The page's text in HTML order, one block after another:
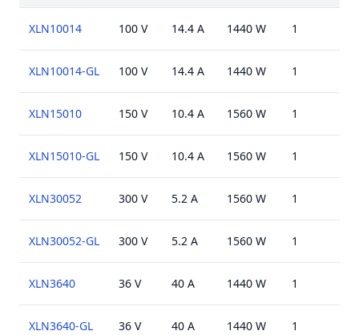
XLN10014 100 V 14.4 A 1440 W 1
XLN10014-GL 100 V 14.4 A 1440 W 1
XLN15010 150 V 10.4 A 1560 W 1
XLN15010-GL 150 V 10.4 A 1560 W 1
XLN30052 300 V 5.2 A 1560 W 1
XLN30052-GL 300 V 5.2 A 1560 W 1
XLN3640 36 V 40 A 1440 W 1
XLN3640-GL 36 V 40 A 1440 W 1